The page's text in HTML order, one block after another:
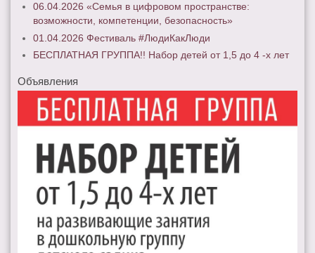
06.04.2026 «Семья в цифровом пространстве:
возможности, компетенции, безопасность»
01.04.2026 Фестиваль #ЛюдиКакЛюди
БЕСПЛАТНАЯ ГРУППА!! Набор детей от 1,5 до 4 -х лет
Объявления